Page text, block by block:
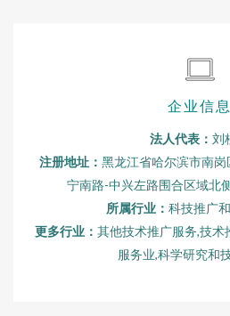
企业信息
法人代表： 刘
注册地址： 黑龙江省哈尔滨市南
宁南路-中兴左路围合区域北
所属行业： 科技推广
更多行业： 其他技术推广服务,技术
服务业,科学研究和